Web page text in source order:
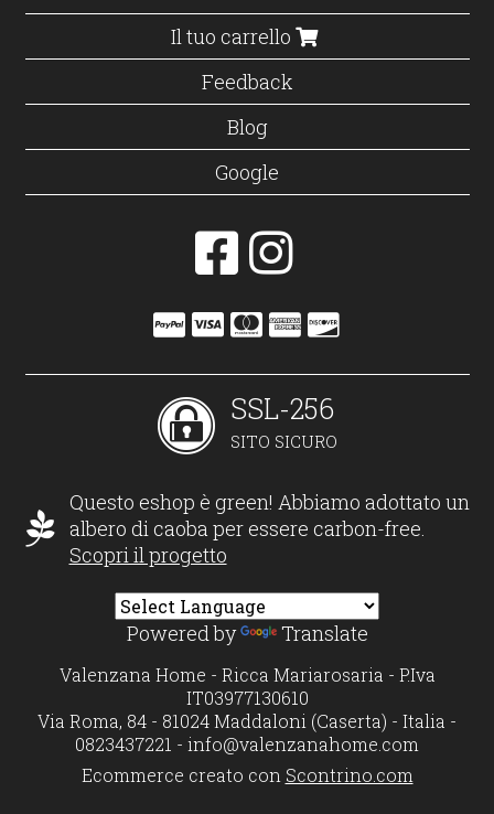
Il tuo carrello
Feedback
Blog
Google
SSL-256
SITO SICURO
Questo eshop è green! Abbiamo adottato un
albero di caoba per essere carbon-free.
Scopri il progetto
Powered by Translate
Valenzana Home - Ricca Mariarosaria - P.Iva
IT03977130610
Via Roma, 84 - 81024 Maddaloni (Caserta) - Italia -
0823437221 - info@valenzanahome.com
Ecommerce creato con Scontrino.com